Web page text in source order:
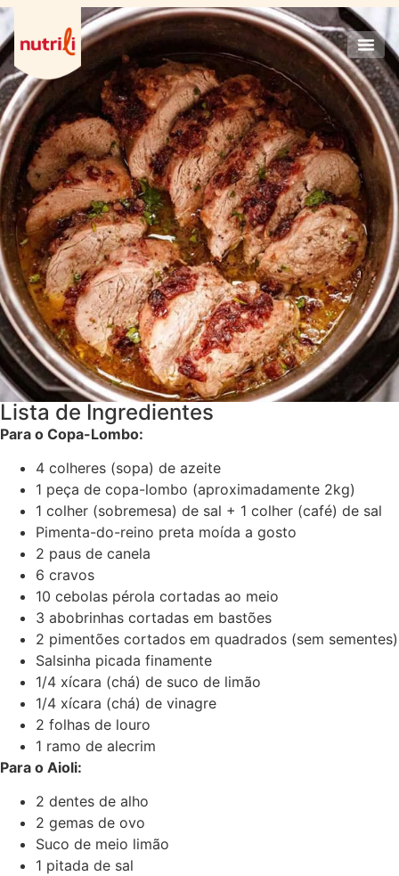
Lista de Ingredientes
Para o Copa-Lombo:
4 colheres (sopa) de azeite
1 peça de copa-lombo (aproximadamente 2kg)
1 colher (sobremesa) de sal + 1 colher (café) de sal
Pimenta-do-reino preta moída a gosto
2 paus de canela
6 cravos
10 cebolas pérola cortadas ao meio
3 abobrinhas cortadas em bastões
2 pimentões cortados em quadrados (sem sementes)
Salsinha picada finamente
1/4 xícara (chá) de suco de limão
1/4 xícara (chá) de vinagre
2 folhas de louro
1 ramo de alecrim
Para o Aioli:
2 dentes de alho
2 gemas de ovo
Suco de meio limão
1 pitada de sal